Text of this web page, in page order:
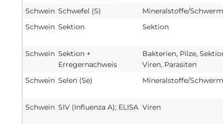
Schwein Schwefel (S)
Mineralstoffe/
Schwein Sektion Sektion
Schwein Sektion +
Erregernachweis
Bakterien, Pilze,
Viren, Parasiten
Schwein Selen (Se) Mineralstoffe/
Schwein SIV (Influenza A); ELISA Viren